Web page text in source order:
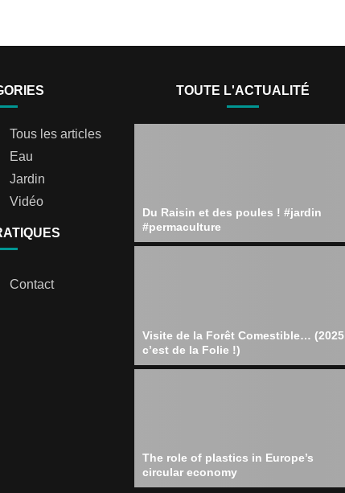
Tous les articles
Eau
Jardin
Vidéo
Contact
TOUTE L'ACTUALITÉ
Du Raisin et des poules ! #jardin
#permaculture
Visite de la Forêt Comestible… (2025
c’est de la Folie !)
The role of plastics in Europe’s
circular economy